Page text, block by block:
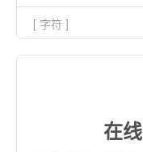
[ 字符 ]
在